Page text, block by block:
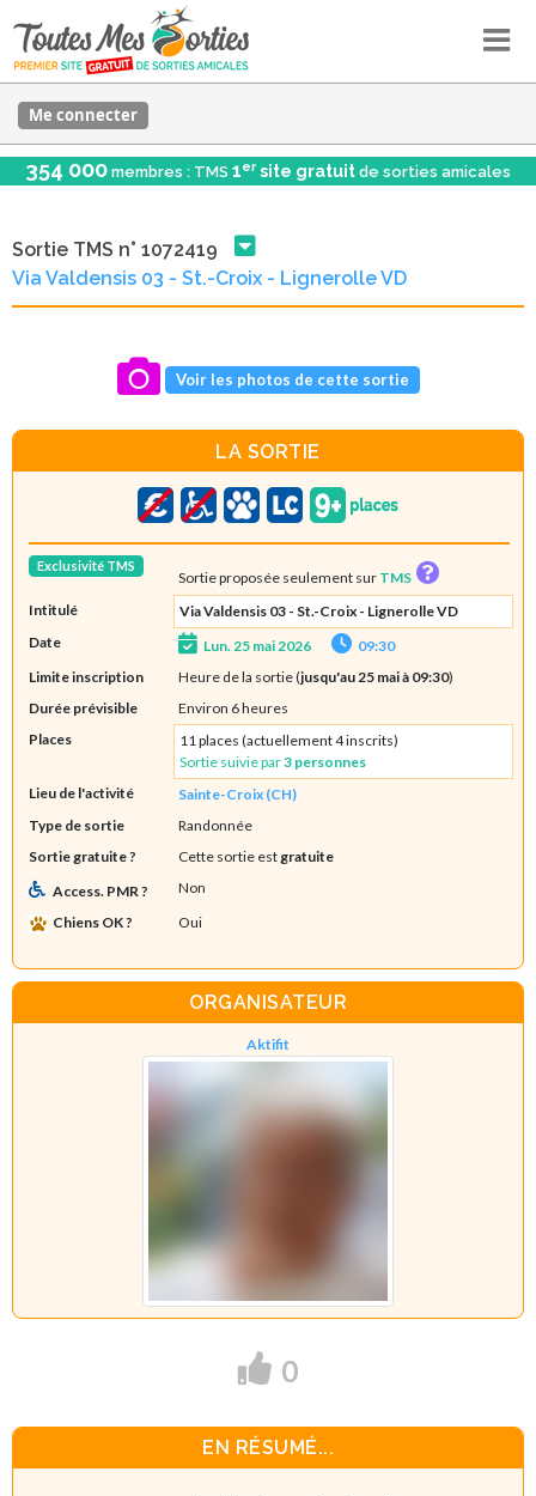
Me connecter
354 000 membres : TMS 1er site gratuit de sorties amicales
Sortie TMS n° 1072419
Via Valdensis 03 - St.-Croix - Lignerolle VD
Voir les photos de cette sortie
LA SORTIE
Exclusivité TMS
Sortie proposée seulement sur TMS
Intitulé
Via Valdensis 03 - St.-Croix - Lignerolle VD
Date
Lun. 25 mai 2026
09:30
Limite inscription
Heure de la sortie (jusqu'au 25 mai à 09:30)
Durée prévisible
Environ 6 heures
Places
11 places (actuellement 4 inscrits)
Sortie suivie par3 personnes
Lieu de l'activité
Sainte-Croix (CH)
Type de sortie
Randonnée
Sortie gratuite ?
Cette sortie est gratuite
Access. PMR ?
Non
Chiens OK ?
Oui
ORGANISATEUR
Aktifit
0
EN RÉSUMÉ...